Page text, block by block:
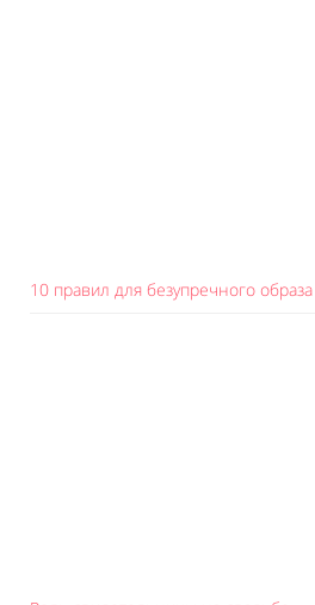
10 правил для безупречного